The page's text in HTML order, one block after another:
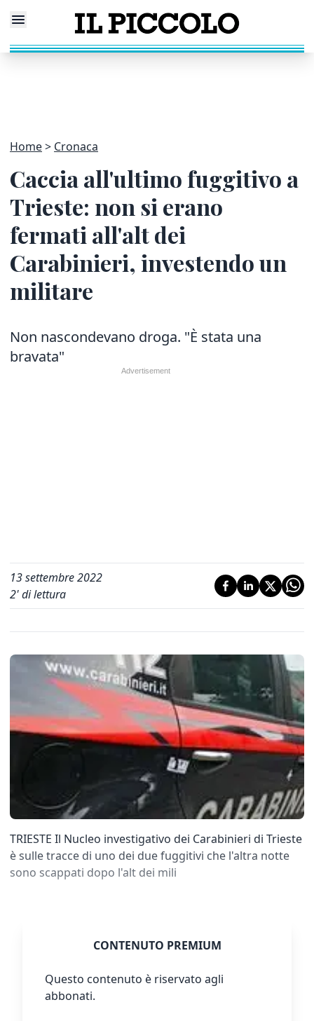
Home Cronaca
Caccia all'ultimo fuggitivo a
Trieste: non si erano
fermati all'alt dei
Carabinieri, investendo un
militare
Non nascondevano droga. "È stata una
bravata"
13 settembre 2022
2' di lettura
TRIESTE Il Nucleo investigativo dei Carabinieri di Trieste
è sulle tracce di uno dei due fuggitivi che l'altra notte
sono scappati dopo l'alt dei mili
CONTENUTO PREMIUM
Questo contenuto è riservato agli
abbonati.